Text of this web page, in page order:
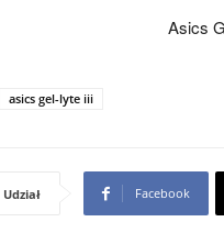
asics gel-lyte iii
Udział Facebook